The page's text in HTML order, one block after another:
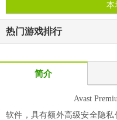
本
热门游戏排行
简介
Avast Premium
软件，具有额外高级安全隐